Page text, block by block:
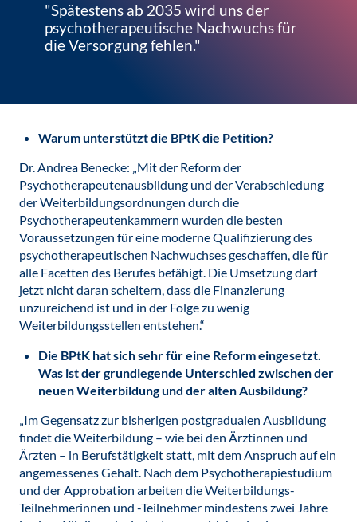
"Spätestens ab 2035 wird uns der
psychotherapeutische Nachwuchs für
die Versorgung fehlen."
Warum unterstützt die BPtK die Petition?
Dr. Andrea Benecke: „Mit der Reform der
Psychotherapeutenausbildung und der Verabschiedung
der Weiterbildungsordnungen durch die
Psychotherapeutenkammern wurden die besten
Voraussetzungen für eine moderne Qualifizierung des
psychotherapeutischen Nachwuchses geschaffen, die für
alle Facetten des Berufes befähigt. Die Umsetzung darf
jetzt nicht daran scheitern, dass die Finanzierung
unzureichend ist und in der Folge zu wenig
Weiterbildungsstellen entstehen.“
Die BPtK hat sich sehr für eine Reform eingesetzt.
Was ist der grundlegende Unterschied zwischen der
neuen Weiterbildung und der alten Ausbildung?
„Im Gegensatz zur bisherigen postgradualen Ausbildung
findet die Weiterbildung – wie bei den Ärztinnen und
Ärzten – in Berufstätigkeit statt, mit dem Anspruch auf ein
angemessenes Gehalt. Nach dem Psychotherapiestudium
und der Approbation arbeiten die Weiterbildungs-
Teilnehmerinnen und -Teilnehmer mindestens zwei Jahre